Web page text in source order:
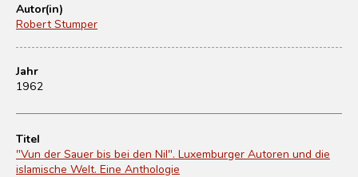
Autor(in)
Robert Stumper
Jahr
1962
Titel
"Vun der Sauer bis bei den Nil". Luxemburger Autoren und die
islamische Welt. Eine Anthologie